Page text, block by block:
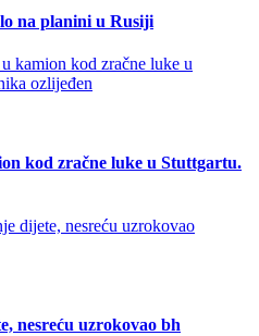
na planini u Rusiji
kod zračne luke u Stuttgartu.
nesreću uzrokovao bh